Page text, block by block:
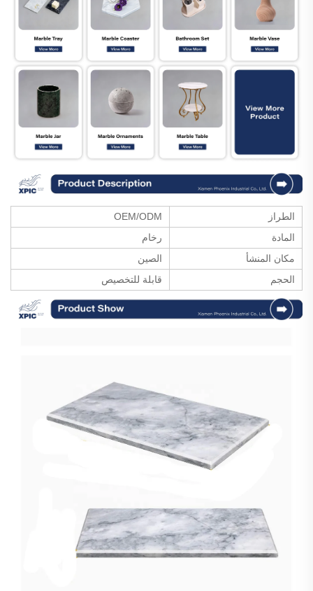
الطراز
OEM/ODM
المادة
رخام
مكان المنشأ
الصين
الحجم
قابلة للتخصيص